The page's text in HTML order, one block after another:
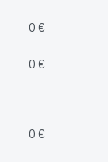
0 €
0 €
0 €